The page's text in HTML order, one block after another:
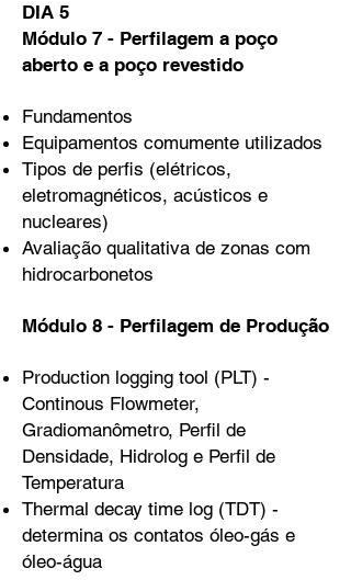
DIA 5
Módulo 7 - Perfilagem a poço
aberto e a poço revestido
Fundamentos
Equipamentos comumente utilizados
Tipos de perfis (elétricos,
eletromagnéticos, acústicos e
nucleares)
Avaliação qualitativa de zonas com
hidrocarbonetos
Módulo 8 - Perfilagem de Produção
Production logging tool (PLT) -
Continous Flowmeter,
Gradiomanômetro, Perfil de
Densidade, Hidrolog e Perfil de
Temperatura
Thermal decay time log (TDT) -
determina os contatos óleo-gás e
óleo-água